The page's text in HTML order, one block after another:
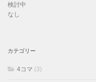
検討中
なし
カテゴリー
4コマ (3)